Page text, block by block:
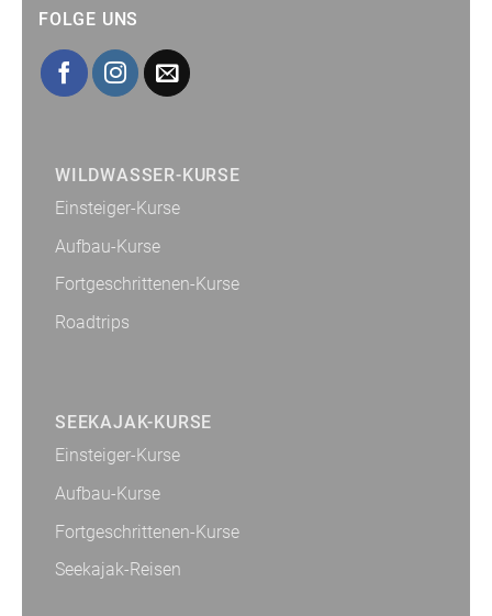
FOLGE UNS
WILDWASSER-KURSE
Einsteiger-Kurse
Aufbau-Kurse
Fortgeschrittenen-Kurse
Roadtrips
SEEKAJAK-KURSE
Einsteiger-Kurse
Aufbau-Kurse
Fortgeschrittenen-Kurse
Seekajak-Reisen